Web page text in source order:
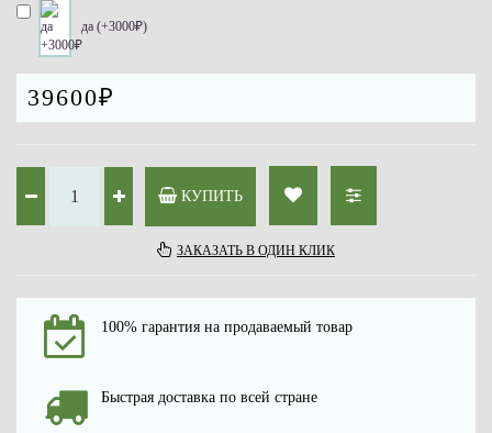
да (+3000₽)
39600₽
КУПИТЬ
ЗАКАЗАТЬ В ОДИН КЛИК
100% гарантия на продаваемый товар
Быстрая доставка по всей стране